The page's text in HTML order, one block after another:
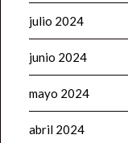
julio 2024
junio 2024
mayo 2024
abril 2024